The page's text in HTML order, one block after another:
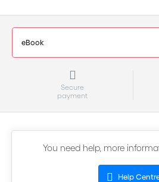
eBook
Secure
payment
You need help, more
Help